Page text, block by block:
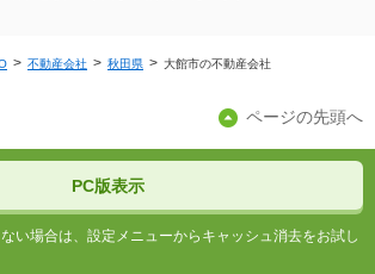
不動産会社 秋田県 大館市の不動産会社
ページの先頭へ
PC版表示
い場合は、設定メニューからキャッシュ消去をお試し